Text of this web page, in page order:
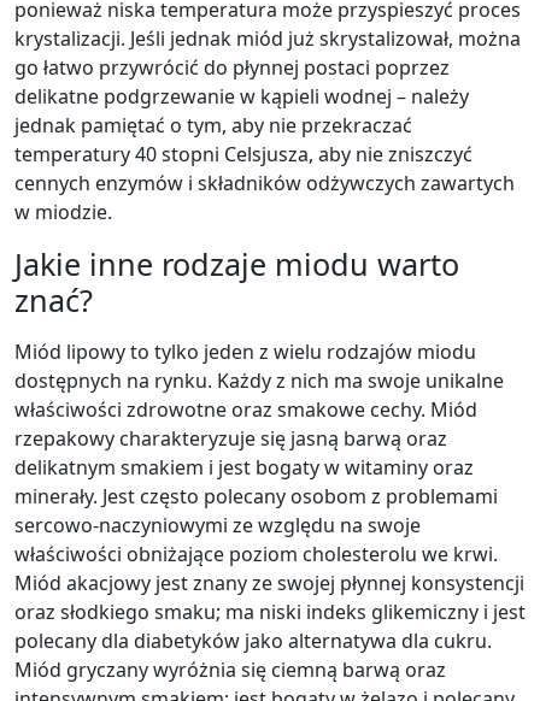
ponieważ niska temperatura może przyspieszyć proces
krystalizacji. Jeśli jednak miód już skrystalizował, można
go łatwo przywrócić do płynnej postaci poprzez
delikatne podgrzewanie w kąpieli wodnej – należy
jednak pamiętać o tym, aby nie przekraczać
temperatury 40 stopni Celsjusza, aby nie zniszczyć
cennych enzymów i składników odżywczych zawartych
w miodzie.
Jakie inne rodzaje miodu warto
znać?
Miód lipowy to tylko jeden z wielu rodzajów miodu
dostępnych na rynku. Każdy z nich ma swoje unikalne
właściwości zdrowotne oraz smakowe cechy. Miód
rzepakowy charakteryzuje się jasną barwą oraz
delikatnym smakiem i jest bogaty w witaminy oraz
minerały. Jest często polecany osobom z problemami
sercowo-naczyniowymi ze względu na swoje
właściwości obniżające poziom cholesterolu we krwi.
Miód akacjowy jest znany ze swojej płynnej konsystencji
oraz słodkiego smaku; ma niski indeks glikemiczny i jest
polecany dla diabetyków jako alternatywa dla cukru.
Miód gryczany wyróżnia się ciemną barwą oraz